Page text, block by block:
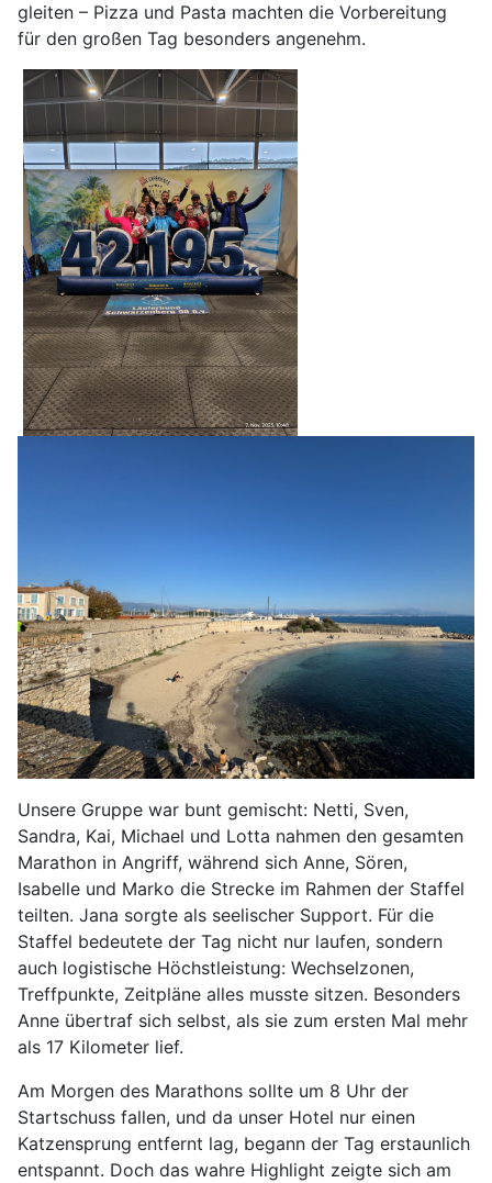
gleiten – Pizza und Pasta machten die Vorbereitung
für den großen Tag besonders angenehm.
Unsere Gruppe war bunt gemischt: Netti, Sven,
Sandra, Kai, Michael und Lotta nahmen den gesamten
Marathon in Angriff, während sich Anne, Sören,
Isabelle und Marko die Strecke im Rahmen der Staffel
teilten. Jana sorgte als seelischer Support. Für die
Staffel bedeutete der Tag nicht nur laufen, sondern
auch logistische Höchstleistung: Wechselzonen,
Treffpunkte, Zeitpläne alles musste sitzen. Besonders
Anne übertraf sich selbst, als sie zum ersten Mal mehr
als 17 Kilometer lief.
Am Morgen des Marathons sollte um 8 Uhr der
Startschuss fallen, und da unser Hotel nur einen
Katzensprung entfernt lag, begann der Tag erstaunlich
entspannt. Doch das wahre Highlight zeigte sich am